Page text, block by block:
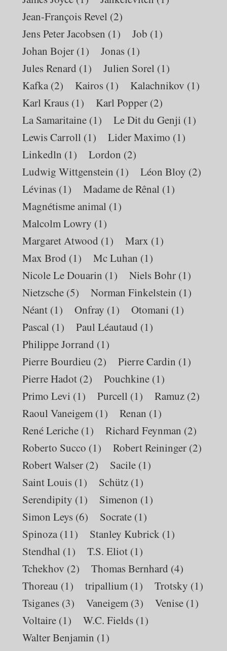
Jean-François Revel (2)
Jens Peter Jacobsen (1) Job (1)
Johan Bojer (1) Jonas (1)
Jules Renard (1) Julien Sorel (1)
Kafka (2) Kairos (1) Kalachnikov (1)
Karl Kraus (1) Karl Popper (2)
La Samaritaine (1) Le Dit du Genji (1)
Lewis Carroll (1) Lider Maximo (1)
Linkedln (1) Lordon (2)
Ludwig Wittgenstein (1) Léon Bloy (2)
Lévinas (1) Madame de Rênal (1)
Magnétisme animal (1)
Malcolm Lowry (1)
Margaret Atwood (1) Marx (1)
Max Brod (1) Mc Luhan (1)
Nicole Le Douarin (1) Niels Bohr (1)
Nietzsche (5) Norman Finkelstein (1)
Néant (1) Onfray (1) Otomani (1)
Pascal (1) Paul Léautaud (1)
Philippe Jorrand (1)
Pierre Bourdieu (2) Pierre Cardin (1)
Pierre Hadot (2) Pouchkine (1)
Primo Levi (1) Purcell (1) Ramuz (2)
Raoul Vaneigem (1) Renan (1)
René Leriche (1) Richard Feynman (2)
Roberto Succo (1) Robert Reininger (2)
Robert Walser (2) Sacile (1)
Saint Louis (1) Schütz (1)
Serendipity (1) Simenon (1)
Simon Leys (6) Socrate (1)
Spinoza (11) Stanley Kubrick (1)
Stendhal (1) T.S. Eliot (1)
Tchekhov (2) Thomas Bernhard (4)
Thoreau (1) tripallium (1) Trotsky (1)
Tsiganes (3) Vaneigem (3) Venise (1)
Voltaire (1) W.C. Fields (1)
Walter Benjamin (1)